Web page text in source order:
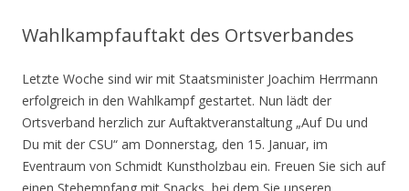
Wahlkampfauftakt des Ortsverbandes
Letzte Woche sind wir mit Staatsminister Joachim Herrmann
erfolgreich in den Wahlkampf gestartet. Nun lädt der
Ortsverband herzlich zur Auftaktveranstaltung „Auf Du und
Du mit der CSU“ am Donnerstag, den 15. Januar, im
Eventraum von Schmidt Kunstholzbau ein. Freuen Sie sich auf